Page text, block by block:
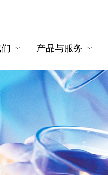
产品与服务